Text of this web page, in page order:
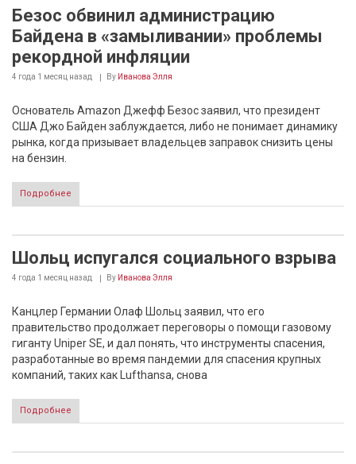
Безос обвинил администрацию
Байдена в «замыливании» проблемы
рекордной инфляции
4 года 1 месяц назад By Иванова Элля
Основатель Amazon Джефф Безос заявил, что президент
США Джо Байден заблуждается, либо не понимает динамику
рынка, когда призывает владельцев заправок снизить цены
на бензин.
Подробнее
Шольц испугался социального взрыва
4 года 1 месяц назад By Иванова Элля
Канцлер Германии Олаф Шольц заявил, что его
правительство продолжает переговоры о помощи газовому
гиганту Uniper SE, и дал понять, что инструменты спасения,
разработанные во время пандемии для спасения крупных
компаний, таких как Lufthansa, снова
Подробнее